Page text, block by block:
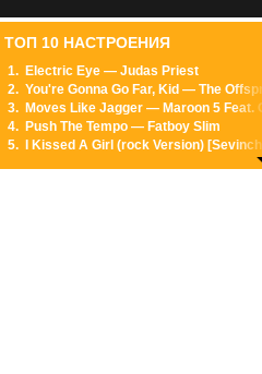
73% 12. Just The Way You Are
70% 14. Strength Of A Thousand Men
38% 15. Discotex! (Yah!) — DJ
58% 16. Libella Swing (Original Mix)
ТОП 10 НАСТРОЕНИЯ
1. Electric Eye — Judas Priest
2. You're Gonna Go Far, Kid — The
3. Moves Like Jagger — Maroon 5 Feat.
4. Push The Tempo — Fatboy Slim
5.
I Kissed A Girl (rock Version)
Pretty Fly (For A White Guy) —